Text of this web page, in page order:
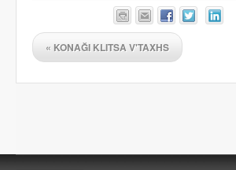
« KONAĞI KLITSA V'TAXHS